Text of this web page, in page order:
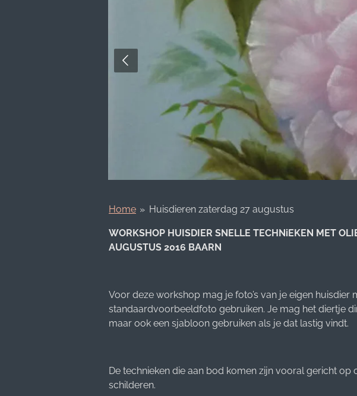
Home » Huisdieren zaterdag 27 augustus
WORKSHOP HUISDIER SNELLE TECHNiEKEN MET
AUGUSTUS 2016 BAARN
Voor deze workshop mag je foto’s van je eigen huisdier
standaardvoorbeeldfoto gebruiken. Je mag het diertje
maar ook een sjabloon gebruiken als je dat lastig vindt.
De technieken die aan bod komen zijn vooral gericht op
schilderen.